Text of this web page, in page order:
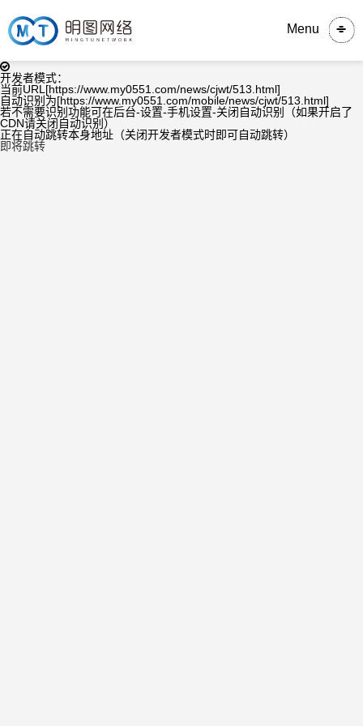
Menu
开发者模式：
当前URL[https://www.my0551.com/news/cjwt/513.html]
自动识别为[https://www.my0551.com/mobile/news/cjwt/513.html]
若不需要识别功能可在后台-设置-手机设置-关闭自动识别（如果开启了
CDN请关闭自动识别）
正在自动跳转本身地址（关闭开发者模式时即可自动跳转）
即将跳转